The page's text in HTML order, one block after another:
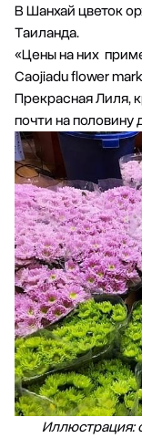
В Шанхай цветок
Таиланда.
«Цены на них
Caojiadu flower
Прекрасная Лиля,
почти на
Иллюстрация: